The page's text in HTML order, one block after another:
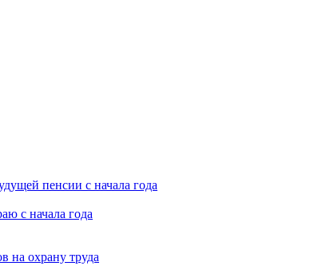
пенсии с начала года
с начала года
на охрану труда